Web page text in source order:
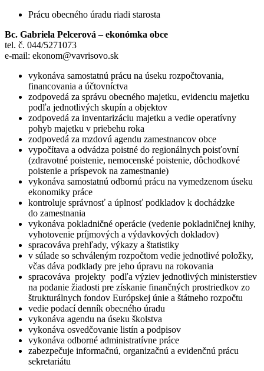
Prácu obecného úradu riadi starosta
Bc. Gabriela Pelcerová – ekonómka obce
tel. č. 044/5271073
e-mail: ekonom@vavrisovo.sk
vykonáva samostatnú prácu na úseku rozpočtovania,
financovania a účtovníctva
zodpovedá za správu obecného majetku, evidenciu majetku
podľa jednotlivých skupín a objektov
zodpovedá za inventarizáciu majetku a vedie operatívny
pohyb majetku v priebehu roka
zodpovedá za mzdovú agendu zamestnancov obce
vypočítava a odvádza poistné do regionálnych poisťovní
(zdravotné poistenie, nemocenské poistenie, dôchodkové
poistenie a príspevok na zamestnanie)
vykonáva samostatnú odbornú prácu na vymedzenom úseku
ekonomiky práce
kontroluje správnosť a úplnosť podkladov k dochádzke
do zamestnania
vykonáva pokladničné operácie (vedenie pokladničnej knihy,
vyhotovenie príjmových a výdavkových dokladov)
spracováva prehľady, výkazy a štatistiky
v súlade so schváleným rozpočtom vedie jednotlivé položky,
včas dáva podklady pre jeho úpravu na rokovania
spracováva projekty podľa výziev jednotlivých ministerstiev
na podanie žiadosti pre získanie finančných prostriedkov zo
štrukturálnych fondov Európskej únie a štátneho rozpočtu
vedie podací denník obecného úradu
vykonáva agendu na úseku školstva
vykonáva osvedčovanie listín a podpisov
vykonáva odborné administratívne práce
zabezpečuje informačnú, organizačnú a evidenčnú prácu
sekretariátu